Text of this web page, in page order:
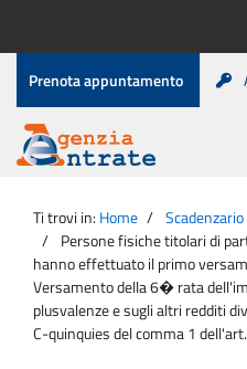
contenuto
Menu
di
servizio
Prenota appuntamento
Agenzia
Entrate
principale
Ti trovi in: Home
Persone fisiche titolari di
hanno effettuato il primo
Versamento della 6� rata
plusvalenze e sugli altri redditi
C-quinquies del comma 1